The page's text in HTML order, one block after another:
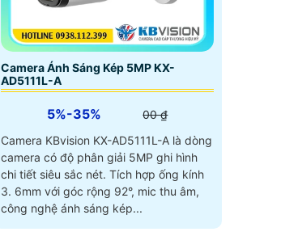
Camera Ánh Sáng Kép 5MP KX-
AD5111L-A
5%-35%
00 ₫
Camera KBvision KX-AD5111L-A là dòng
camera có độ phân giải 5MP ghi hình
chi tiết siêu sắc nét. Tích hợp ống kính
3. 6mm với góc rộng 92°, mic thu âm,
công nghệ ánh sáng kép...